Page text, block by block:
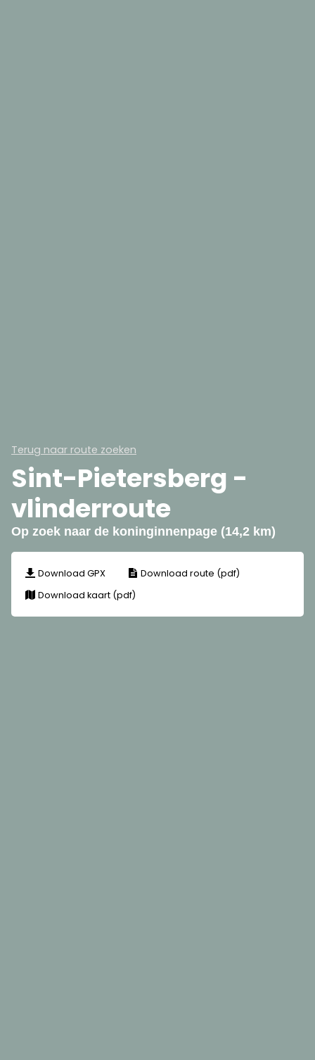
Terug naar route zoeken
Sint-Pietersberg -
vlinderroute
Op zoek naar de koninginnenpage (14,2 km)
Download GPX
Download route (pdf)
Download kaart (pdf)